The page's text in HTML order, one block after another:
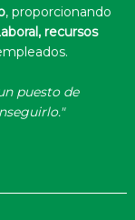
, proporcionando
recursos
puesto de